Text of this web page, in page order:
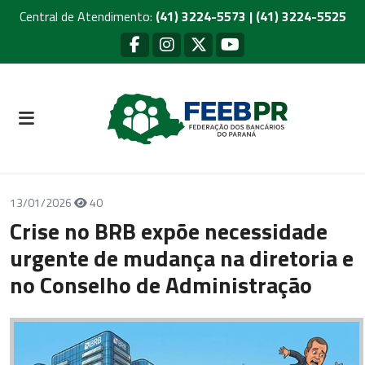
Central de Atendimento: (41) 3224-5573 | (41) 3224-5525
13/01/2026 40
Crise no BRB expõe necessidade
urgente de mudança na diretoria e
no Conselho de Administração